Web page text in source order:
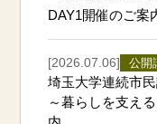
DAY1開催のご案
[2026.07.06] 公開
埼玉大学連続市
～暮らしを支え